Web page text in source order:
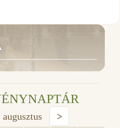
augusztus >